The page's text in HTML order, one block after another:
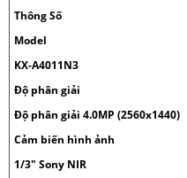
Thông Số
Model
KX-A4011N3
Độ phân giải
Độ phân giải 4.0MP (2560x1440)
Cảm biến hình ảnh
1/3" Sony NIR